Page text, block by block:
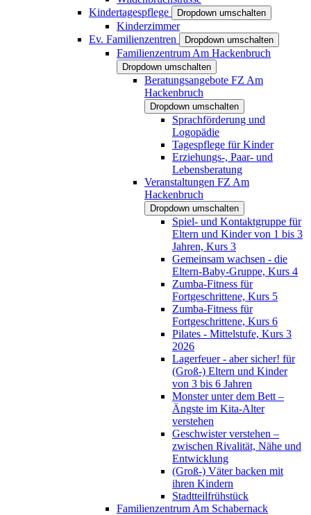
Kindertagespflege
Dropdown umschalten
Kinderzimmer
Ev. Familienzentren
Dropdown umschalten
Familienzentrum Am Hackenbruch
Dropdown umschalten
Beratungsangebote FZ Am
Hackenbruch
Dropdown umschalten
Sprachförderung und
Logopädie
Tagespflege für Kinder
Erziehungs-, Paar- und
Lebensberatung
Veranstaltungen FZ Am
Hackenbruch
Dropdown umschalten
Spiel- und Kontaktgruppe für
Eltern und Kinder von 1 bis 3
Jahren, Kurs 3
Gemeinsam wachsen - die
Eltern-Baby-Gruppe, Kurs 4
Zumba-Fitness für
Fortgeschrittene, Kurs 5
Zumba-Fitness für
Fortgeschrittene, Kurs 6
Pilates - Mittelstufe, Kurs 3
2026
Lagerfeuer - aber sicher! für
(Groß-) Eltern und Kinder
von 3 bis 6 Jahren
Monster unter dem Bett –
Ängste im Kita-Alter
verstehen
Geschwister verstehen –
zwischen Rivalität, Nähe und
Entwicklung
(Groß-) Väter backen mit
ihren Kindern
Stadtteilfrühstück
Familienzentrum Am Schabernack